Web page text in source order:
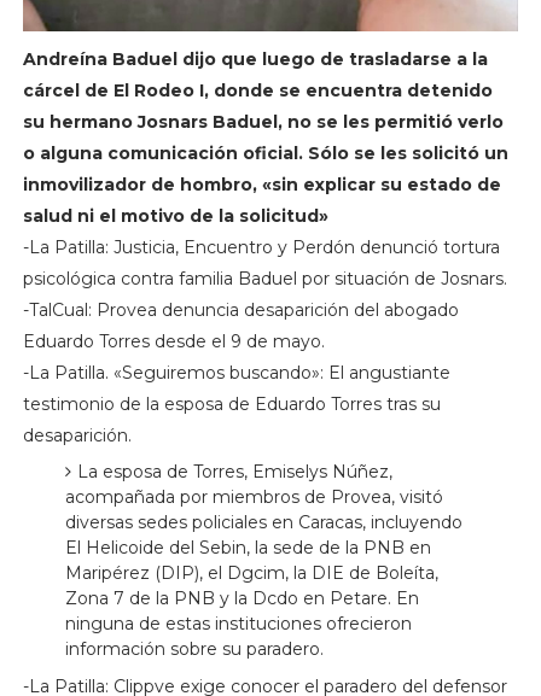
Andreína Baduel dijo que luego de trasladarse a la
cárcel de El Rodeo I, donde se encuentra detenido
su hermano Josnars Baduel, no se les permitió verlo
o alguna comunicación oficial. Sólo se les solicitó un
inmovilizador de hombro, «sin explicar su estado de
salud ni el motivo de la solicitud»
-La Patilla: Justicia, Encuentro y Perdón denunció tortura
psicológica contra familia Baduel por situación de Josnars.
-TalCual: Provea denuncia desaparición del abogado
Eduardo Torres desde el 9 de mayo.
-La Patilla. «Seguiremos buscando»: El angustiante
testimonio de la esposa de Eduardo Torres tras su
desaparición.
La esposa de Torres, Emiselys Núñez,
acompañada por miembros de Provea, visitó
diversas sedes policiales en Caracas, incluyendo
El Helicoide del Sebin, la sede de la PNB en
Maripérez (DIP), el Dgcim, la DIE de Boleíta,
Zona 7 de la PNB y la Dcdo en Petare. En
ninguna de estas instituciones ofrecieron
información sobre su paradero.
-La Patilla: Clippve exige conocer el paradero del defensor